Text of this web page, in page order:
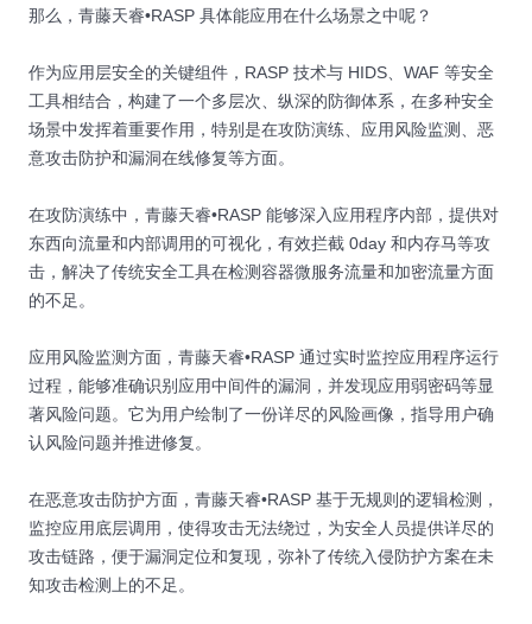
那么，青藤天睿•RASP 具体能应用在什么场景之中呢？
作为应用层安全的关键组件，RASP 技术与 HIDS 、WAF 等安全
工具相结合，构建了一个多层次、纵深的防御体系，在多种安全
场景中发挥着重要作用，特别是在攻防演练、应用风险监测、恶
意攻击防护和漏洞在线修复等方面。
在攻防演练中，青藤天睿•RASP 能够深入应用程序内部，提供对
东西向流量和内部调用的可视化，有效拦截 0day 和内存马等攻
击，解决了传统安全工具在检测容器微服务流量和加密流量方面
的不足。
应用风险监测方面，青藤天睿•RASP 通过实时监控应用程序运行
过程，能够准确识别应用中间件的漏洞，并发现应用弱密码等显
著风险问题。它为用户绘制了一份详尽的风险画像，指导用户确
认风险问题并推进修复。
在恶意攻击防护方面，青藤天睿•RASP 基于无规则的逻辑检测，
监控应用底层调用，使得攻击无法绕过，为安全人员提供详尽的
攻击链路，便于漏洞定位和复现，弥补了传统入侵防护方案在未
知攻击检测上的不足。